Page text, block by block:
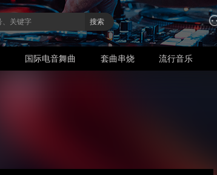
搜索
国际电音舞曲 套曲串烧 流行音乐